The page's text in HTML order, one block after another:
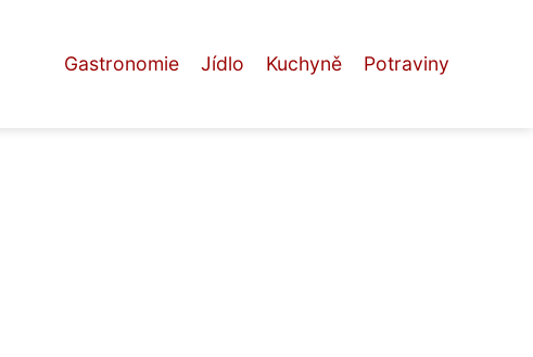
Gastronomie Jídlo Kuchyně Potraviny